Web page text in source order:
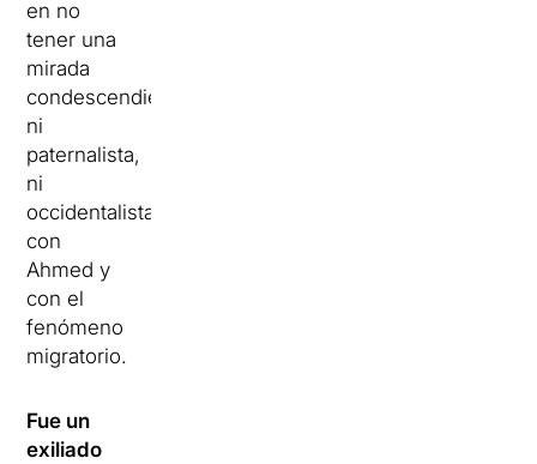
en no
tener una
mirada
condescendiente,
ni
paternalista,
ni
occidentalista
con
Ahmed y
con el
fenómeno
migratorio.
Fue un
exiliado